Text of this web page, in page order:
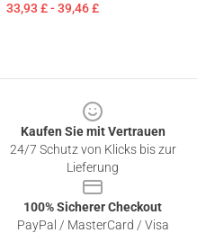
33,93 £ - 39,46 £
Kaufen Sie mit Vertrauen
24/7 Schutz von Klicks bis zur
Lieferung
100% Sicherer Checkout
PayPal / MasterCard / Visa